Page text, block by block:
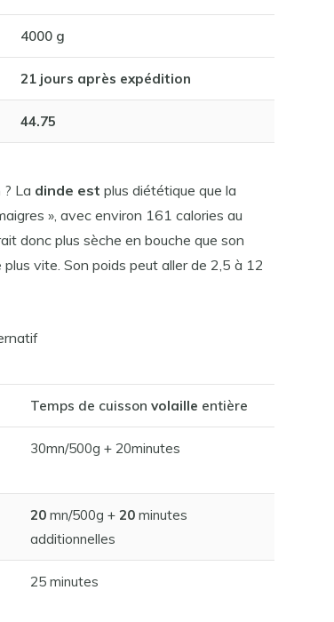
4000 g
21 jours après expédition
44.75
? La dinde est plus diététique que la
», avec environ 161 calories au
donc plus sèche en bouche que son
plus vite. Son poids peut aller de 2,5 à 12
Temps de cuisson volaille entière
30mn/500g + 20minutes
20 mn/500g + 20 minutes
additionnelles
25 minutes